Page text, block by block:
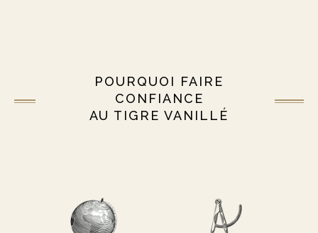
POURQUOI FAIRE
CONFIANCE
AU TIGRE VANILLÉ